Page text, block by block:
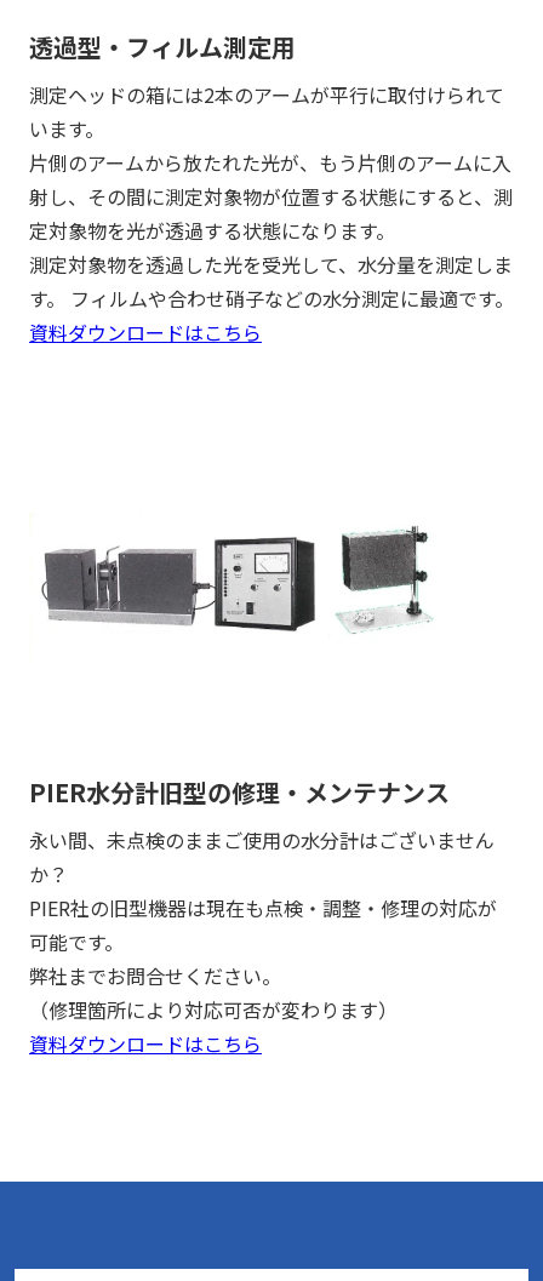
透過型・フィルム測定用
測定ヘッドの箱には2本のアームが平行に取付けられて
います。
片側のアームから放たれた光が、もう片側のアームに入
射し、その間に測定対象物が位置する状態にすると、測
定対象物を光が透過する状態になります。
測定対象物を透過した光を受光して、水分量を測定しま
す。 フィルムや合わせ硝子などの水分測定に最適です。
資料ダウンロードはこちら
PIER水分計旧型の修理・メンテナンス
永い間、未点検のままご使用の水分計はございません
か？
PIER社の旧型機器は現在も点検・調整・修理の対応が
可能です。
弊社までお問合せください。
（修理箇所により対応可否が変わります）
資料ダウンロードはこちら